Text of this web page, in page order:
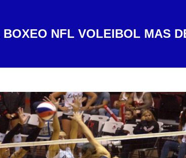
BOXEO NFL VOLEIBOL MAS